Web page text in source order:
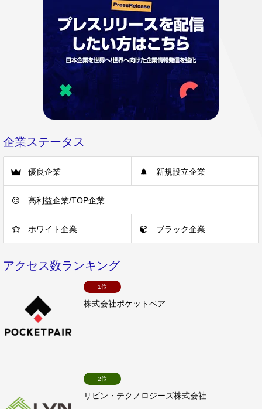
企業ステータス
優良企業 新規設立企業
高利益企業/TOP企業
ホワイト企業 ブラック企業
アクセス数ランキング
1位
株式会社ポケットペア
2位
リビン・テクノロジーズ株式会社